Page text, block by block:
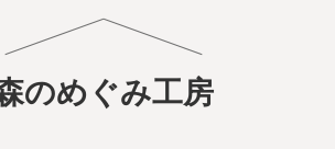
のめぐみ工房